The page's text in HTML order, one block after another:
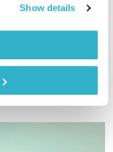
Show details